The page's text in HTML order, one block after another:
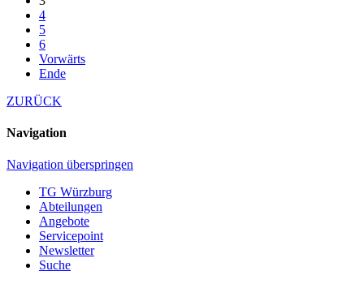
4
5
6
Vorwärts
Ende
ZURÜCK
Navigation
Navigation überspringen
TG Würzburg
Abteilungen
Angebote
Servicepoint
Newsletter
Suche